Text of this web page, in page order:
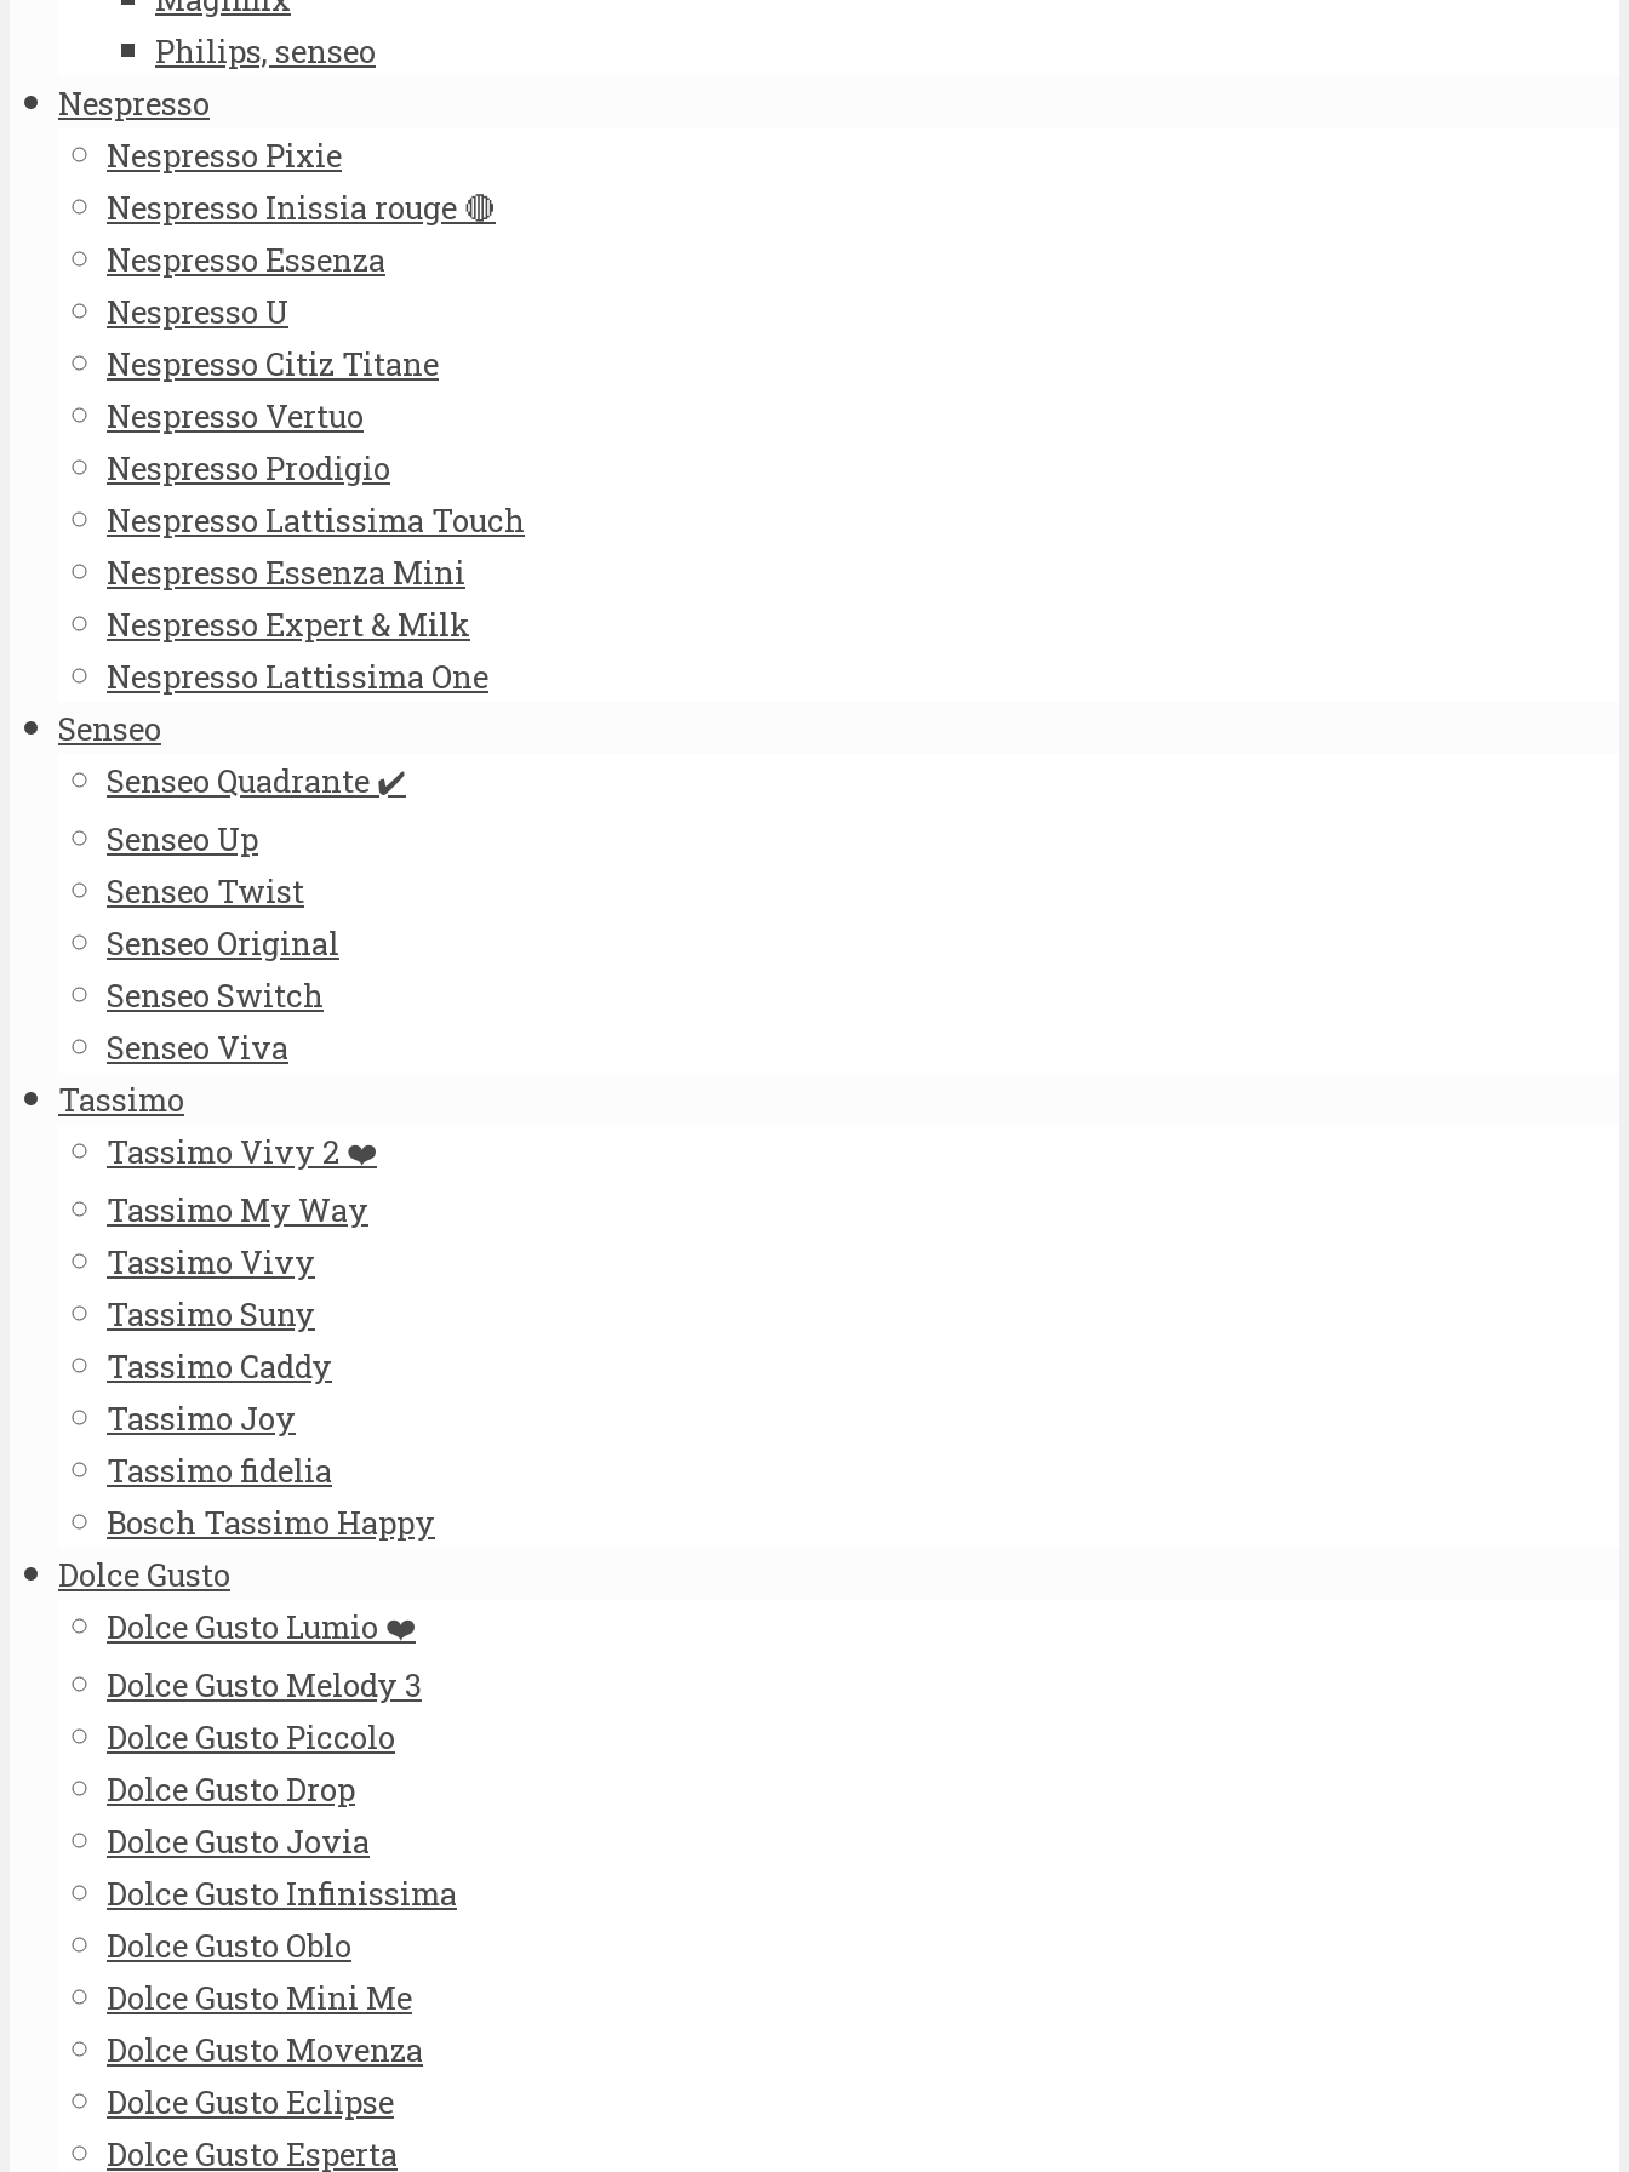
Philips, senseo
Nespresso
Nespresso Pixie
Nespresso Inissia rouge 🔴
Nespresso Essenza
Nespresso U
Nespresso Citiz Titane
Nespresso Vertuo
Nespresso Prodigio
Nespresso Lattissima Touch
Nespresso Essenza Mini
Nespresso Expert & Milk
Nespresso Lattissima One
Senseo
Senseo Quadrante ✔️
Senseo Up
Senseo Twist
Senseo Original
Senseo Switch
Senseo Viva
Tassimo
Tassimo Vivy 2 ❤️
Tassimo My Way
Tassimo Vivy
Tassimo Suny
Tassimo Caddy
Tassimo Joy
Tassimo fidelia
Bosch Tassimo Happy
Dolce Gusto
Dolce Gusto Lumio ❤️
Dolce Gusto Melody 3
Dolce Gusto Piccolo
Dolce Gusto Drop
Dolce Gusto Jovia
Dolce Gusto Infinissima
Dolce Gusto Oblo
Dolce Gusto Mini Me
Dolce Gusto Movenza
Dolce Gusto Eclipse
Dolce Gusto Esperta